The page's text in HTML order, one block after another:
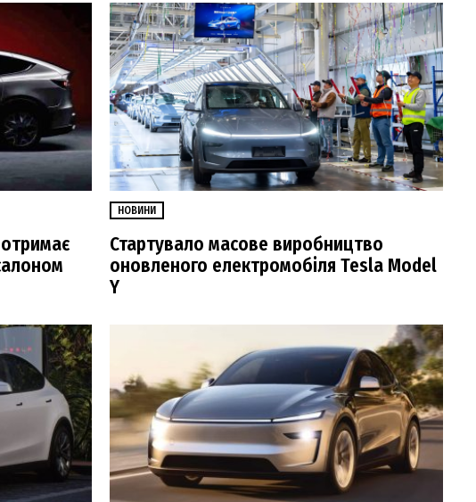
НОВИНИ
Стартувало масове виробництво
оновленого електромобіля Tesla Model
Y